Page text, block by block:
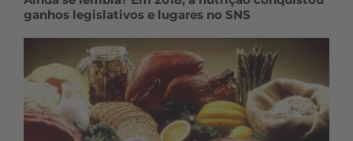
ganhos legislativos e lugares no SNS